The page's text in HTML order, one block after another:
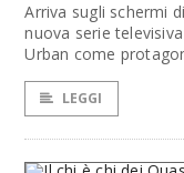
Arriva sugli schermi
nuova serie
Urban come
LEGGI